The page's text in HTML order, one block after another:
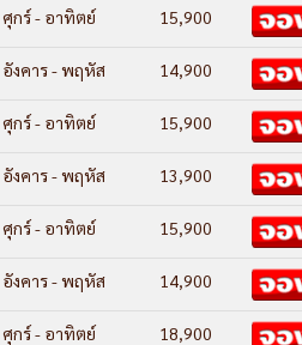
ศุกร์ - อาทิตย์ 15,900
อังคาร - พฤหัส 14,900
ศุกร์ - อาทิตย์ 15,900
อังคาร - พฤหัส 13,900
ศุกร์ - อาทิตย์ 15,900
อังคาร - พฤหัส 14,900
ศุกร์ - อาทิตย์ 18,900